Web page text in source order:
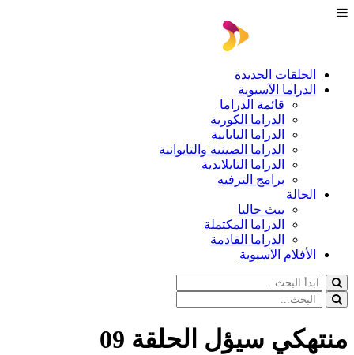
الحلقات الجديدة
الدراما الآسيوية
قائمة الدراما
الدراما الكورية
الدراما اليابانية
الدراما الصينية والتايوانية
الدراما التايلاندية
برامج الترفيه
الحالة
يبث حاليا
الدراما المكتملة
الدراما القادمة
الأفلام الآسيوية
منتهكي سيؤل الحلقة 09